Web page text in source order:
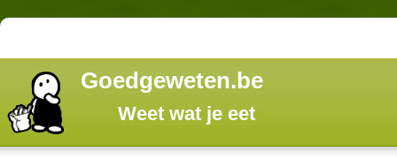
Goedgeweten.be
Weet wat je eet